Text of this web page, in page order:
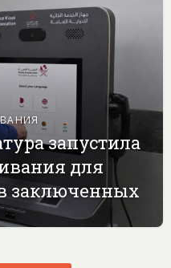
запустила
для
заключенных